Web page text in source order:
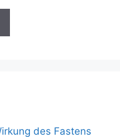
des Fastens